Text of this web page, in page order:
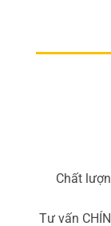
Chất
Tư vấn